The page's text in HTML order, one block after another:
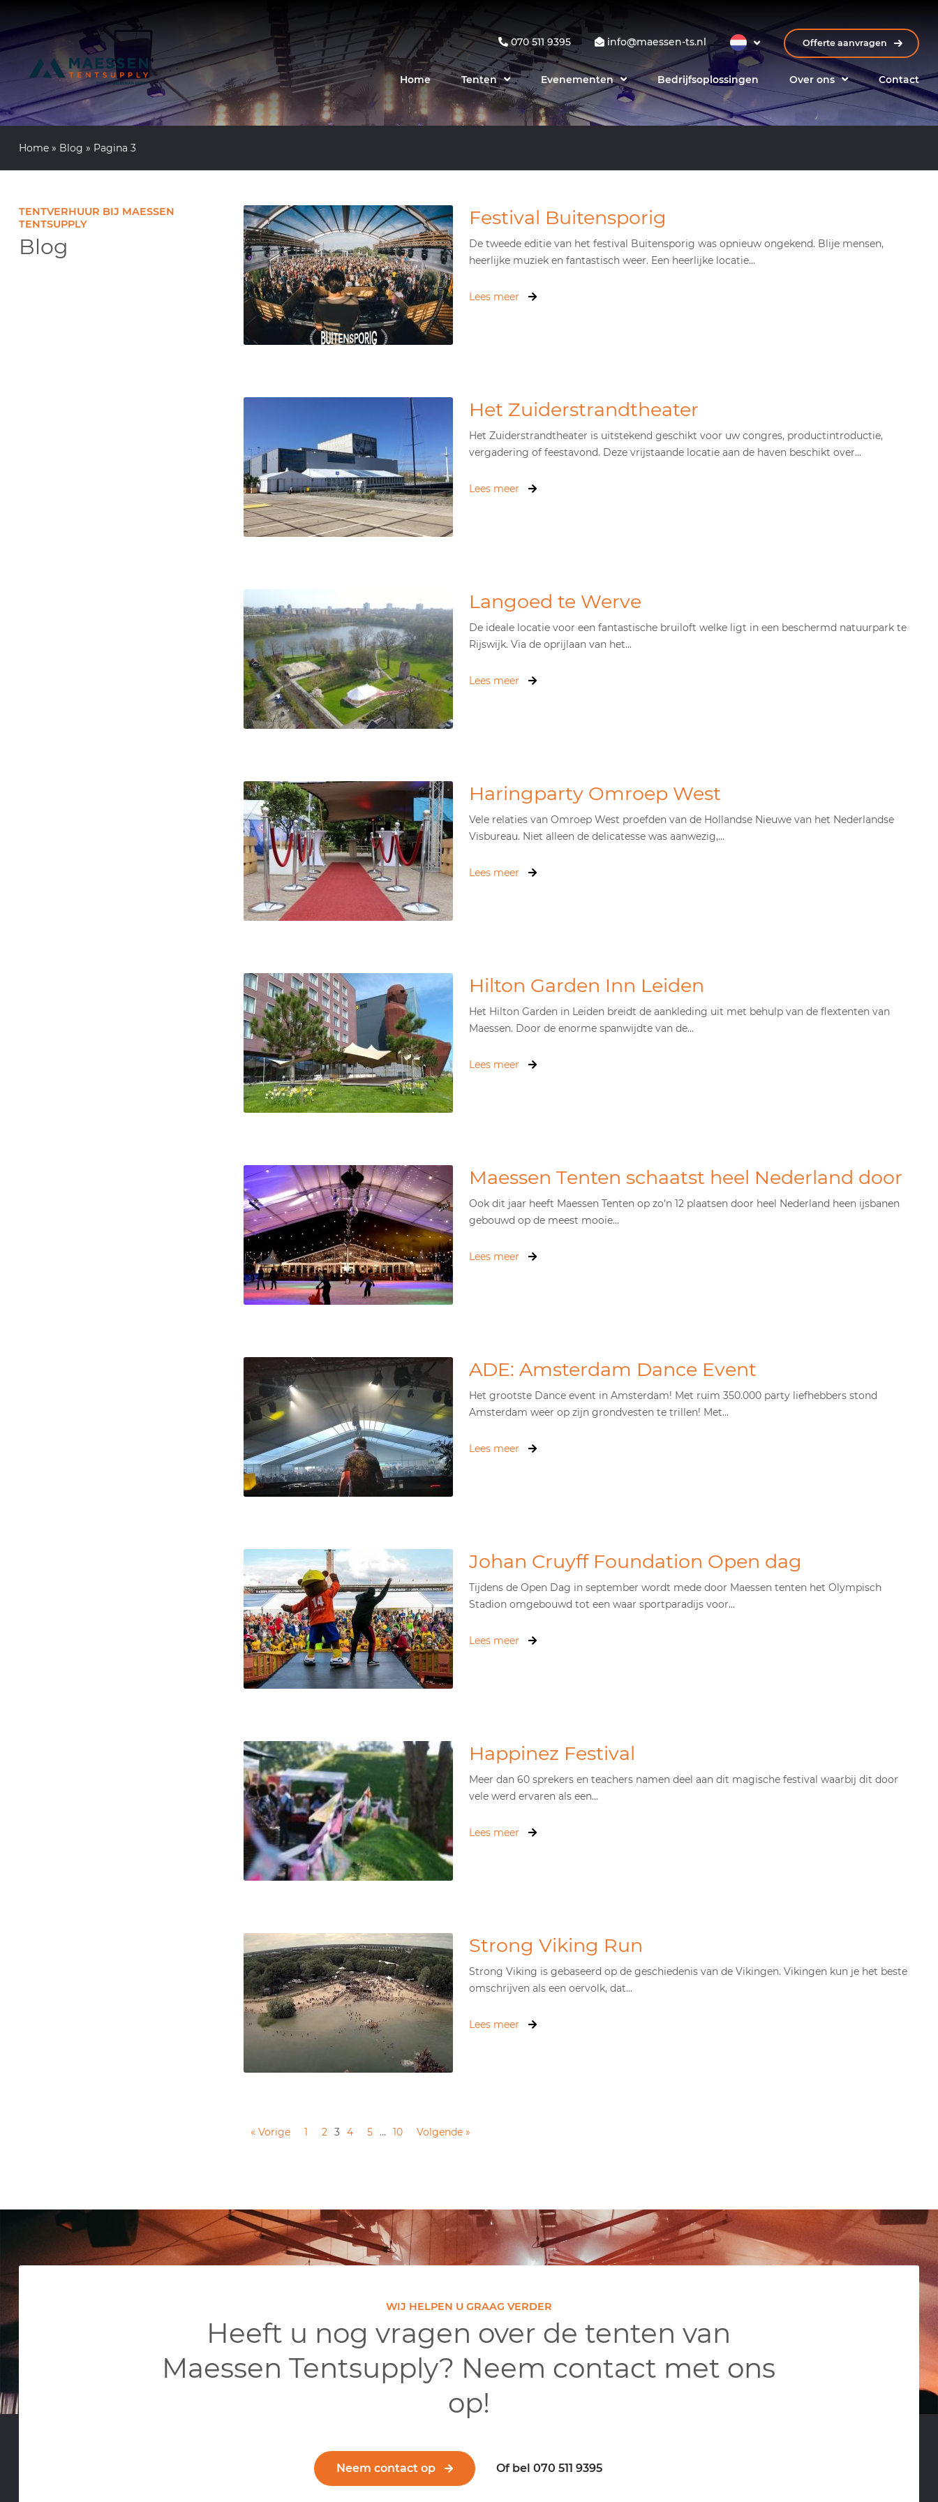
070 511 9395 info@maessen-ts.nl Offerte aanvragen
Home Tenten Evenementen Bedrijfsoplossingen Over ons Contact
Home» Blog » Pagina 3
TENTVERHUUR BIJ MAESSEN
TENTSUPPLY
Blog
Festival Buitensporig
De tweede editie van het festival Buitensporig was opnieuw ongekend. Blije mensen,
heerlijke muziek en fantastisch weer. Een heerlijke locatie...
Lees meer
Het Zuiderstrandtheater
Het Zuiderstrandtheater is uitstekend geschikt voor uw congres, productintroductie,
vergadering of feestavond. Deze vrijstaande locatie aan de haven beschikt over...
Lees meer
Langoed te Werve
De ideale locatie voor een fantastische bruiloft welke ligt in een beschermd natuurpark te
Rijswijk. Via de oprijlaan van het...
Lees meer
Haringparty Omroep West
Vele relaties van Omroep West proefden van de Hollandse Nieuwe van het Nederlandse
Visbureau. Niet alleen de delicatesse was aanwezig,...
Lees meer
Hilton Garden Inn Leiden
Het Hilton Garden in Leiden breidt de aankleding uit met behulp van de flextenten van
Maessen. Door de enorme spanwijdte van de...
Lees meer
Maessen Tenten schaatst heel Nederland door
Ook dit jaar heeft Maessen Tenten op zo’n 12 plaatsen door heel Nederland heen ijsbanen
gebouwd op de meest mooie...
Lees meer
ADE: Amsterdam Dance Event
Het grootste Dance event in Amsterdam! Met ruim 350.000 party liefhebbers stond
Amsterdam weer op zijn grondvesten te trillen! Met...
Lees meer
Johan Cruyff Foundation Open dag
Tijdens de Open Dag in september wordt mede door Maessen tenten het Olympisch
Stadion omgebouwd tot een waar sportparadijs voor...
Lees meer
Happinez Festival
Meer dan 60 sprekers en teachers namen deel aan dit magische festival waarbij dit door
vele werd ervaren als een...
Lees meer
Strong Viking Run
Strong Viking is gebaseerd op de geschiedenis van de Vikingen. Vikingen kun je het beste
omschrijven als een oervolk, dat...
Lees meer
« Vorige 1 2 3 4 5 … 10 Volgende »
WIJ HELPEN U GRAAG VERDER
Heeft u nog vragen over de tenten van
Maessen Tentsupply? Neem contact met ons
op!
Neem contact op Of bel 070 511 9395